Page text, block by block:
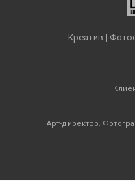
Креатив |
Арт-директор.